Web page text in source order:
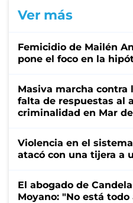
Ver más
Femicidio de Mailén
pone el foco en la
Masiva marcha contra
falta de respuestas al
criminalidad en Mar
Violencia en el
atacó con una tijera a
El abogado de
Moyano: "No está todo